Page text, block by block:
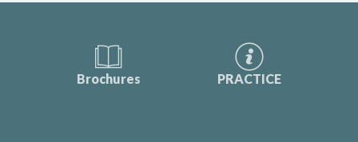
Brochures PRACTICE